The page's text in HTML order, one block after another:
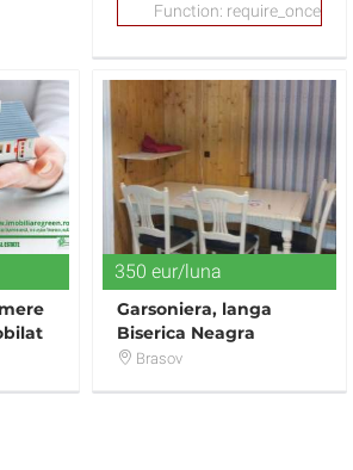
Function: require_once
350 eur/luna
Garsoniera, langa
Biserica Neagra
Brasov